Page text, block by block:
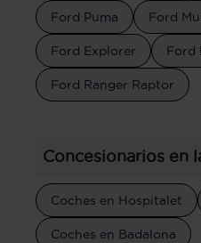
Ford Puma Ford
Ford Explorer Ford
Ford Ranger Raptor
Concesionarios en
Coches en Hospitalet
Coches en Badalona